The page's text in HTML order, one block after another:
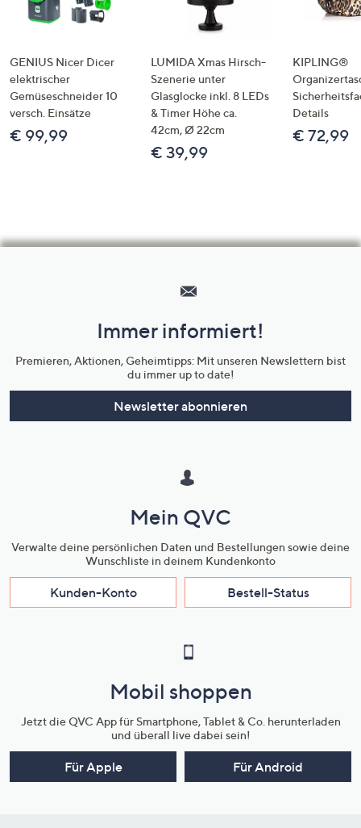
GENIUS Nicer Dicer
elektrischer
Gemüseschneider 10
versch. Einsätze
€ 99,99
LUMIDA Xmas Hirsch-
Szenerie unter
Glasglocke inkl. 8 LEDs
& Timer Höhe ca.
42cm, Ø 22cm
€ 39,99
KIPLING®
Details
€ 72,99
Unternehmensinformationen
Immer informiert!
Premieren, Aktionen, Geheimtipps: Mit unseren Newslettern bist
du immer up to date!
Newsletter abonnieren
Mein QVC
Verwalte deine persönlichen Daten und Bestellungen sowie deine
Wunschliste in deinem Kundenkonto
Kunden-Konto Bestell-Status
Mobil shoppen
Jetzt die QVC App für Smartphone, Tablet & Co. herunterladen
und überall live dabei sein!
Für Apple Für Android